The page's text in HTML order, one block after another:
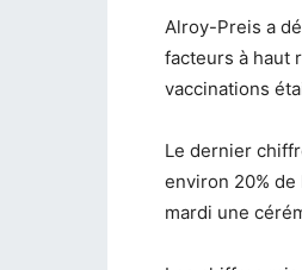
Alroy-Preis a
facteurs à haut
vaccinations
Le dernier
environ 20%
mardi une